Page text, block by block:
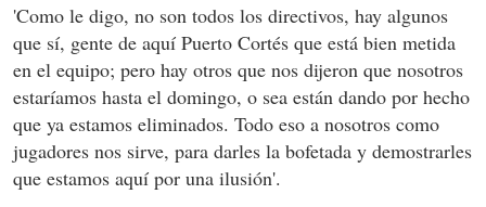
'Como le digo, no son todos los directivos, hay algunos
que sí, gente de aquí Puerto Cortés que está bien metida
en el equipo; pero hay otros que nos dijeron que nosotros
estaríamos hasta el domingo, o sea están dando por hecho
que ya estamos eliminados. Todo eso a nosotros como
jugadores nos sirve, para darles la bofetada y demostrarles
que estamos aquí por una ilusión'.